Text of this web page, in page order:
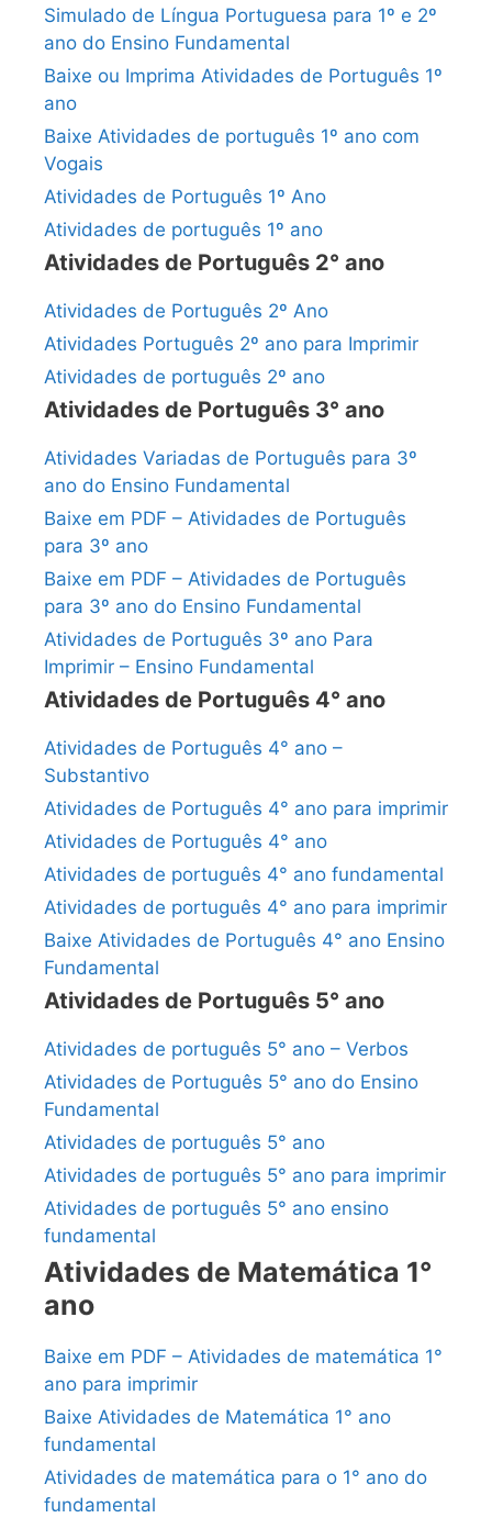
Simulado de Língua Portuguesa para 1º e 2º
ano do Ensino Fundamental
Baixe ou Imprima Atividades de Português 1º
ano
Baixe Atividades de português 1º ano com
Vogais
Atividades de Português 1º Ano
Atividades de português 1º ano
Atividades de Português 2° ano
Atividades de Português 2º Ano
Atividades Português 2º ano para Imprimir
Atividades de português 2º ano
Atividades de Português 3° ano
Atividades Variadas de Português para 3º
ano do Ensino Fundamental
Baixe em PDF – Atividades de Português
para 3º ano
Baixe em PDF – Atividades de Português
para 3º ano do Ensino Fundamental
Atividades de Português 3º ano Para
Imprimir – Ensino Fundamental
Atividades de Português 4° ano
Atividades de Português 4° ano –
Substantivo
Atividades de Português 4° ano para imprimir
Atividades de Português 4° ano
Atividades de português 4° ano fundamental
Atividades de português 4° ano para imprimir
Baixe Atividades de Português 4° ano Ensino
Fundamental
Atividades de Português 5° ano
Atividades de português 5° ano – Verbos
Atividades de Português 5° ano do Ensino
Fundamental
Atividades de português 5° ano
Atividades de português 5° ano para imprimir
Atividades de português 5° ano ensino
fundamental
Atividades de Matemática 1°
ano
Baixe em PDF – Atividades de matemática 1°
ano para imprimir
Baixe Atividades de Matemática 1° ano
fundamental
Atividades de matemática para o 1° ano do
fundamental